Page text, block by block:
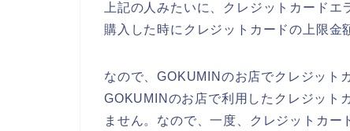
上記の人みたいに、クレジットカード
購入した時にクレジットカードの上限金
なので、GOKUMINのお店でクレジット
GOKUMINのお店で利用したクレジット
ません。なので、一度、クレジットカ